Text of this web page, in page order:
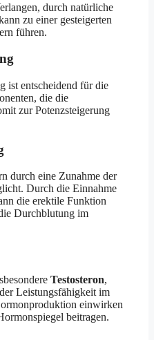
durch natürliche
zu einer gesteigerten
führen.
ist entscheidend für die
die die
zur Potenzsteigerung
durch eine Zunahme der
Durch die Einnahme
die erektile Funktion
Durchblutung im
Testosteron,
Leistungsfähigkeit im
einwirken
beitragen.